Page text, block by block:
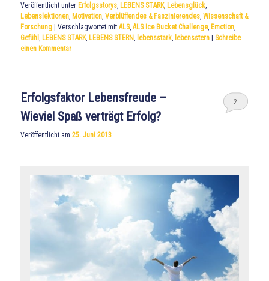
Veröffentlicht unter Erfolgsstorys LEBENS STARK, Lebensglück
Lebenslektionen Motivation ,Verblüffendes & Faszinierendes ,Wissenschaft &
Forschung |Verschlagwortet mit ALS,ALS Ice Bucket Challenge, Emotion
Gefühl
LEBENS STARK, LEBENS STERN lebensstark lebensstern | Schreibe
einen Kommentar
Erfolgsfaktor Lebensfreude –
Wieviel Spaß verträgt Erfolg?
Veröffentlicht am25. Juni 2013
2